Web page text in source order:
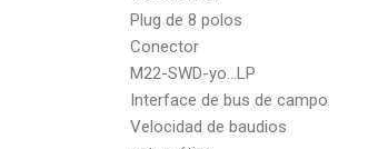
Plug de 8 polos
Conector
M22-SWD-yo…LP
Interface de bus de campo
Velocidad de baudios